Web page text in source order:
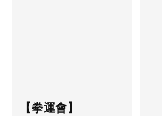
【拳運會】